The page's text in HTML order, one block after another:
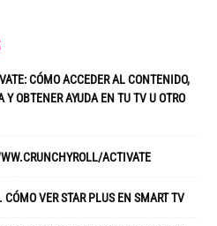
CÓMO ACCEDER AL CONTENIDO,
OBTENER AYUDA EN TU TV U OTRO
ACTIVATE
VER STAR PLUS EN SMART TV